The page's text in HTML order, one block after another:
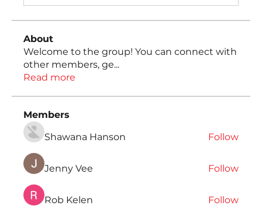
About
Welcome to the group! You can connect with
other members, ge...
Read more
Members
Shawana Hanson
Follow
Jenny Vee Follow
Rob Kelen Follow